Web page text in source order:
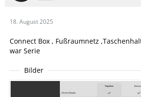
18. August 2025
Connect Box , Fußraumnetz
war Serie
Bilder